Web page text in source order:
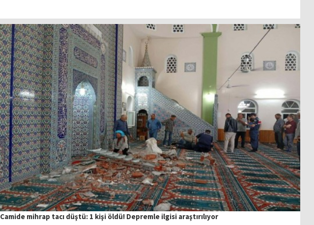
Camide mihrap tacı düştü: 1 kişi öldü! Depremle ilgisi araştırılıyor